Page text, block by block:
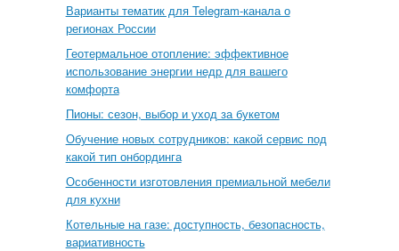
Варианты тематик для Telegram-канала о
регионах России
Геотермальное отопление: эффективное
использование энергии недр для вашего
комфорта
Пионы: сезон, выбор и уход за букетом
Обучение новых сотрудников: какой сервис под
какой тип онбординга
Особенности изготовления премиальной мебели
для кухни
Котельные на газе: доступность, безопасность,
вариативность